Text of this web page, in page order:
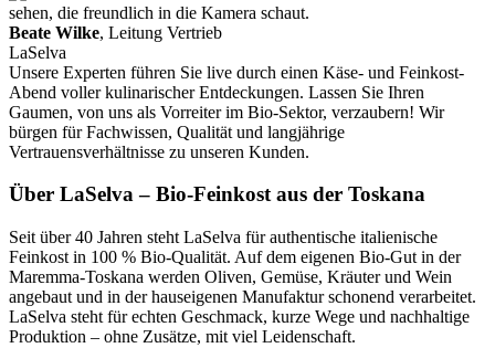
Beate Wilke, Leitung Vertrieb
LaSelva
Unsere Experten führen Sie live durch einen Käse- und Feinkost-
Abend voller kulinarischer Entdeckungen. Lassen Sie Ihren
Gaumen, von uns als Vorreiter im Bio-Sektor, verzaubern! Wir
bürgen für Fachwissen, Qualität und langjährige
Vertrauensverhältnisse zu unseren Kunden.
Über LaSelva – Bio-Feinkost aus der Toskana
Seit über 40 Jahren steht LaSelva für authentische italienische
Feinkost in 100 % Bio-Qualität. Auf dem eigenen Bio-Gut in der
Maremma-Toskana werden Oliven, Gemüse, Kräuter und Wein
angebaut und in der hauseigenen Manufaktur schonend verarbeitet.
LaSelva steht für echten Geschmack, kurze Wege und nachhaltige
Produktion – ohne Zusätze, mit viel Leidenschaft.